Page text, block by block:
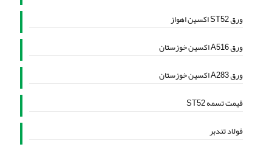
ورق ST52 اکسین اهواز
ورق A516 اکسین خوزستان
ورق A283 اکسین خوزستان
قیمت تسمه ST52
فولاد تندبر